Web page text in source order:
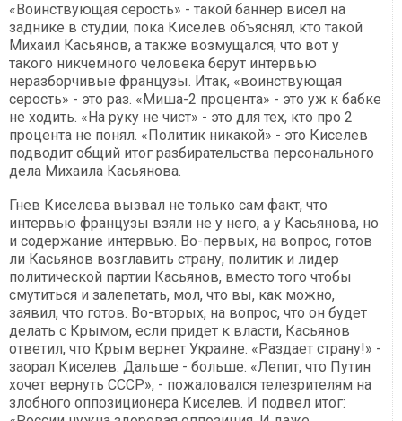
«Воинствующая серость» - такой баннер висел на
заднике в студии, пока Киселев объяснял, кто такой
Михаил Касьянов, а также возмущался, что вот у
такого никчемного человека берут интервью
неразборчивые французы. Итак, «воинствующая
серость» - это раз. «Миша-2 процента» - это уж к бабке
не ходить. «На руку не чист» - это для тех, кто про 2
процента не понял. «Политик никакой» - это Киселев
подводит общий итог разбирательства персонального
дела Михаила Касьянова.
Гнев Киселева вызвал не только сам факт, что
интервью французы взяли не у него, а у Касьянова, но
и содержание интервью. Во-первых, на вопрос, готов
ли Касьянов возглавить страну, политик и лидер
политической партии Касьянов, вместо того чтобы
смутиться и залепетать, мол, что вы, как можно,
заявил, что готов. Во-вторых, на вопрос, что он будет
делать с Крымом, если придет к власти, Касьянов
ответил, что Крым вернет Украине. «Раздает страну!» -
заорал Киселев. Дальше - больше. «Лепит, что Путин
хочет вернуть СССР», - пожаловался телезрителям на
злобного оппозиционера Киселев. И подвел итог: